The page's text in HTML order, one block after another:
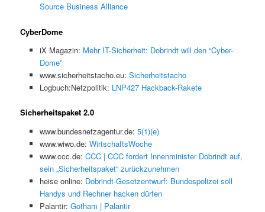
Source Business Alliance
CyberDome
iX Magazin: Mehr IT-Sicherheit: Dobrindt will den “Cyber-
Dome”
www.sicherheitstacho.eu: Sicherheitstacho
Logbuch:Netzpolitik: LNP427 Hackback-Rakete
Sicherheitspaket 2.0
www.bundesnetzagentur.de: 5(1)(e)
www.wiwo.de: WirtschaftsWoche
www.ccc.de: CCC | CCC fordert Innenminister Dobrindt auf,
sein „Sicherheitspaket“ zurückzunehmen
heise online: Dobrindt-Gesetzentwurf: Bundespolizei soll
Handys und Rechner hacken dürfen
Palantir: Gotham | Palantir